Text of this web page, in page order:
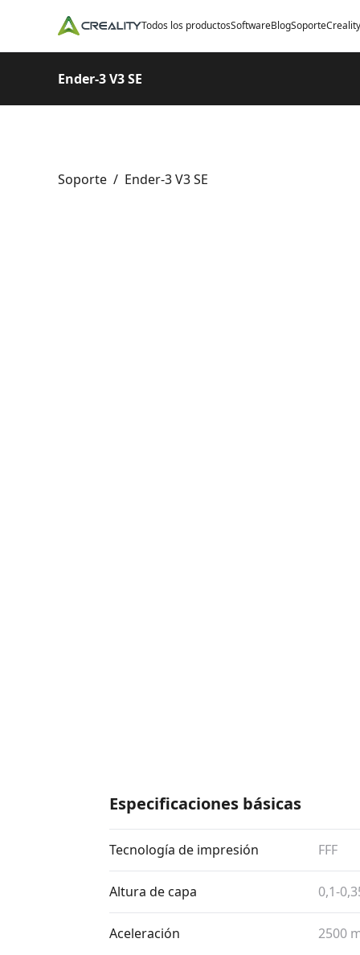
Todos los productosSoftwareBlogSoporte
Ender-3 V3 SE
Soporte / Ender-3 V3 SE
Especificaciones básicas
Tecnología de impresión FFF
Altura de capa 0,1-
Aceleración 2500